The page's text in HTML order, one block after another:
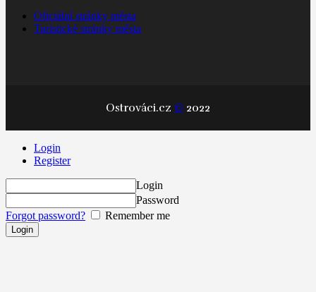
Oficiální stránky města
Turistické stránky města
Ostrováci.cz © 2022
Login
Register
Login
Password
Forgot password?
Remember me